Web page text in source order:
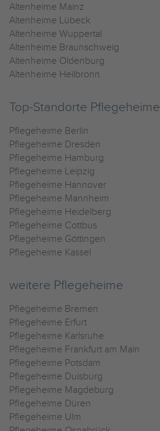
Altenheime Mainz
Altenheime Lübeck
Altenheime Wuppertal
Altenheime Braunschweig
Altenheime Oldenburg
Altenheime Heilbronn
Top-Standorte Pflegeheime
Pflegeheime Berlin
Pflegeheime Dresden
Pflegeheime Hamburg
Pflegeheime Leipzig
Pflegeheime Hannover
Pflegeheime Mannheim
Pflegeheime Heidelberg
Pflegeheime Cottbus
Pflegeheime Göttingen
Pflegeheime Kassel
weitere Pflegeheime
Pflegeheime Bremen
Pflegeheime Erfurt
Pflegeheime Karlsruhe
Pflegeheime Frankfurt am Main
Pflegeheime Potsdam
Pflegeheime Duisburg
Pflegeheime Magdeburg
Pflegeheime Düren
Pflegeheime Ulm